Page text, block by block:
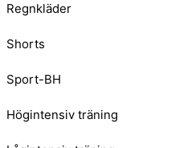
Regnkläder
Shorts
Sport-BH
Högintensiv träning